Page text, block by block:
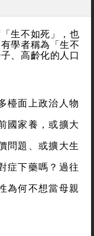
生不如死」，也
學者稱為「生不
、高齡化的人口
檯面上政治人物
國家養，或擴大
問題、或擴大生
症下藥嗎？過往
為何不想當母親